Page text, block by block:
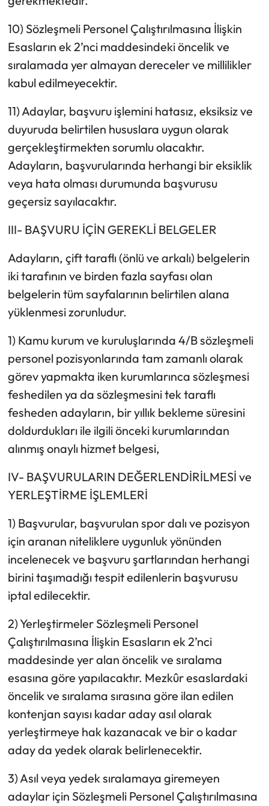
10) Sözleşmeli Personel Çalıştırılmasına İlişkin
Esasların ek 2’nci maddesindeki öncelik ve
sıralamada yer almayan dereceler ve millilikler
kabul edilmeyecektir.
11) Adaylar, başvuru işlemini hatasız, eksiksiz ve
duyuruda belirtilen hususlara uygun olarak
gerçekleştirmekten sorumlu olacaktır.
Adayların, başvurularında herhangi bir eksiklik
veya hata olması durumunda başvurusu
geçersiz sayılacaktır.
III- BAŞVURU İÇİN GEREKLİ BELGELER
Adayların, çift taraflı (önlü ve arkalı) belgelerin
iki tarafının ve birden fazla sayfası olan
belgelerin tüm sayfalarının belirtilen alana
yüklenmesi zorunludur.
1) Kamu kurum ve kuruluşlarında 4/B sözleşmeli
personel pozisyonlarında tam zamanlı olarak
görev yapmakta iken kurumlarınca sözleşmesi
feshedilen ya da sözleşmesini tek taraflı
fesheden adayların, bir yıllık bekleme süresini
doldurdukları ile ilgili önceki kurumlarından
alınmış onaylı hizmet belgesi,
IV- BAŞVURULARIN DEĞERLENDİRİLMESİ ve
YERLEŞTİRME İŞLEMLERİ
1) Başvurular, başvurulan spor dalı ve pozisyon
için aranan niteliklere uygunluk yönünden
incelenecek ve başvuru şartlarından herhangi
birini taşımadığı tespit edilenlerin başvurusu
iptal edilecektir.
2) Yerleştirmeler Sözleşmeli Personel
Çalıştırılmasına İlişkin Esasların ek 2’nci
maddesinde yer alan öncelik ve sıralama
esasına göre yapılacaktır. Mezkûr esaslardaki
öncelik ve sıralama sırasına göre ilan edilen
kontenjan sayısı kadar aday asıl olarak
yerleştirmeye hak kazanacak ve bir o kadar
aday da yedek olarak belirlenecektir.
3) Asıl veya yedek sıralamaya giremeyen
adaylar için Sözleşmeli Personel Çalıştırılmasına